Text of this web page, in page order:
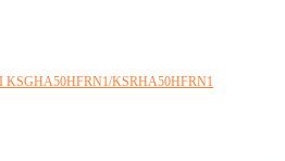
KSGHA50HFRN1/KSRHA50HFRN1